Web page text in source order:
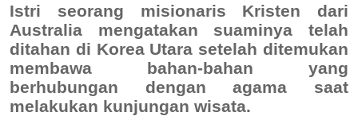
Istri seorang misionaris Kristen dari
Australia mengatakan suaminya telah
ditahan di Korea Utara setelah ditemukan
membawa bahan-bahan yang
berhubungan dengan agama saat
melakukan kunjungan wisata.